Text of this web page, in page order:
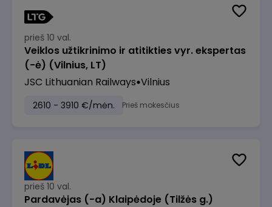
prieš 10 val.
Veiklos užtikrinimo ir atitikties vyr. ekspertas
(-ė) (Vilnius, LT)
JSC Lithuanian Railways Vilnius
2610 - 3910 €/mėn. Prieš mokesčius
prieš 10 val.
Pardavėjas (-a) Klaipėdoje (Tilžės g.)